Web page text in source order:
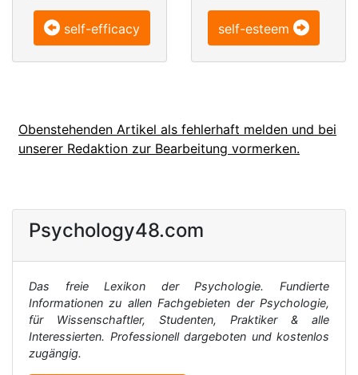
self-efficacy self-esteem
Obenstehenden Artikel als fehlerhaft melden und bei
unserer Redaktion zur Bearbeitung vormerken.
Psychology48.com
Das freie Lexikon der Psychologie. Fundierte
Informationen zu allen Fachgebieten der Psychologie,
für Wissenschaftler, Studenten, Praktiker & alle
Interessierten. Professionell dargeboten und kostenlos
zugängig.